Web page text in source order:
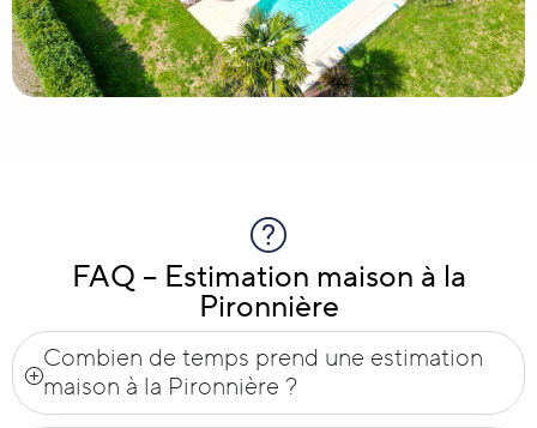
FAQ – Estimation maison à la
Pironnière
Combien de temps prend une estimation
maison à la Pironnière ?